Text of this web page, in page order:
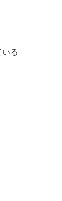
る